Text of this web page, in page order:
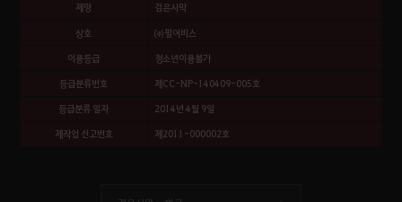
제명 검은사막
상호 ㈜펄어비스
이용등급 청소년이용불가
등급분류번호 제CC-NP-140409-005호
등급분류 일자 2014년 4월 9일
제작업 신고번호 제2011-000002호